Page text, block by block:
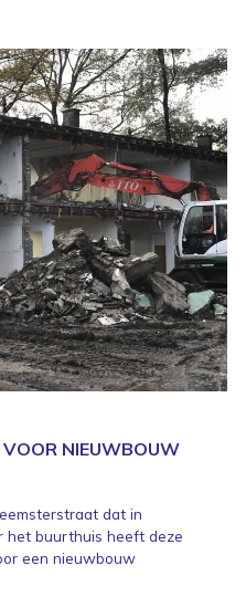
VOOR NIEUWBOUW
dat in
het buurthuis heeft deze
een nieuwbouw